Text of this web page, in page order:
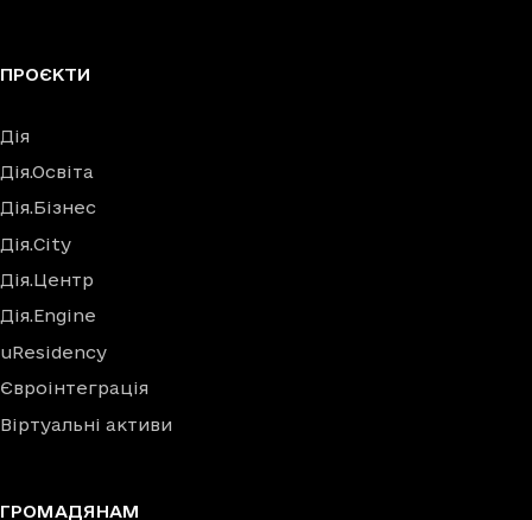
ПРОЄКТИ
Дія
Дія.Освіта
Дія.Бізнес
Дія.City
Дія.Центр
Дія.Engine
uResidency
Євроінтеграція
Віртуальні активи
ГРОМАДЯНАМ